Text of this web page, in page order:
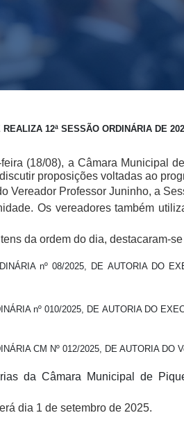
12ª SESSÃO ORDINÁRIA DE
(18/08), a Câmara Municipal
proposições voltadas ao
Vereador Professor Juninho, a
Os vereadores também
da ordem do dia, destacaram-
nº 08/2025, DE AUTORIA DO
nº 010/2025, DE AUTORIA DO
CM Nº 012/2025, DE AUTORIA DO
da Câmara Municipal de
dia 1 de setembro de 2025.